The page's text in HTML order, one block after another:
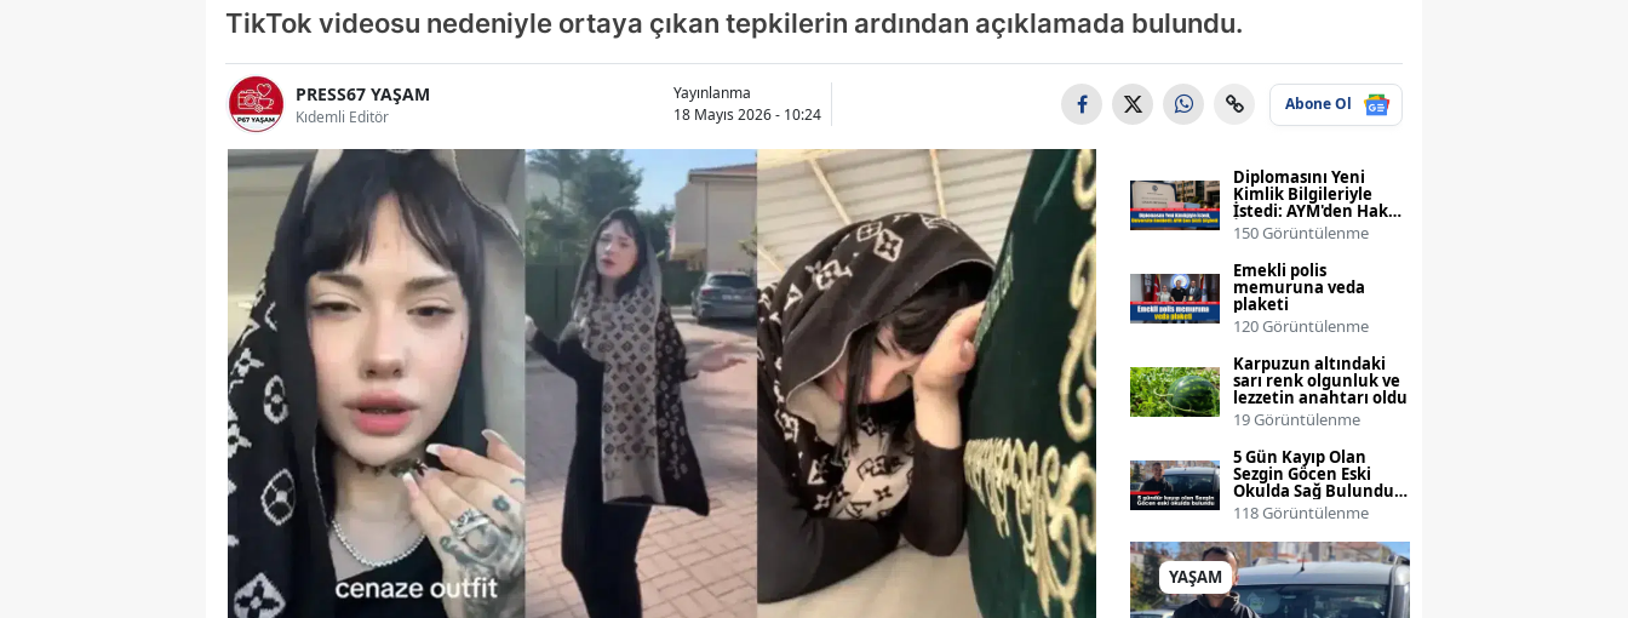
TikTok videosu nedeniyle ortaya çıkan tepkilerin ardından açıklamada bulundu.
PRESS67 YAŞAM
Kıdemli Editör
Yayınlanma
18 Mayıs 2026 - 10:24
Abone Ol
Diplomasını Yeni
Kimlik Bilgileriyle
İstedi: AYM'den Hak
İhlali Kararı
150 Görüntülenme
Emekli polis
memuruna veda
plaketi
120 Görüntülenme
Karpuzun altındaki
sarı renk olgunluk ve
lezzetin anahtarı oldu
19 Görüntülenme
5 Gün Kayıp Olan
Sezgin Göcen Eski
Okulda Sağ Bulundu,
Ailesi Sevindi
118 Görüntülenme
YAŞAM